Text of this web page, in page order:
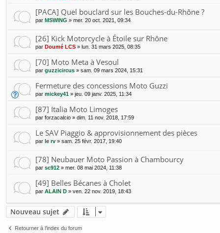
[PACA] Quel bouclard sur les Bouches-du-Rhône ?
par MSWING » mer. 20 oct. 2021, 09:34
[26] Kick Motorcycle à Étoile sur Rhône
par Doumé LCS » lun. 31 mars 2025, 08:35
[70] Moto Meta à Vesoul
par guzzicircus » sam. 09 mars 2024, 15:31
Fermeture des concessions Moto Guzzi
par mickey41 » jeu. 09 janv. 2025, 11:34
[87] Italia Moto Limoges
par forzacalcio » dim. 11 nov. 2018, 17:59
Le SAV Piaggio & approvisionnement des pièces
par le rv » sam. 25 févr. 2017, 19:40
[78] Neubauer Moto Passion à Chambourcy
par sc912 » mer. 08 mai 2024, 11:38
[49] Belles Bécanes à Cholet
par ALAIN D » ven. 22 nov. 2019, 18:43
Nouveau sujet
Retourner à l’index du forum